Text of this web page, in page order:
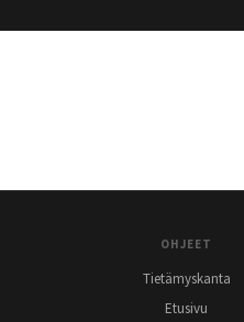
OHJEET
Tietämyskanta
Etusivu